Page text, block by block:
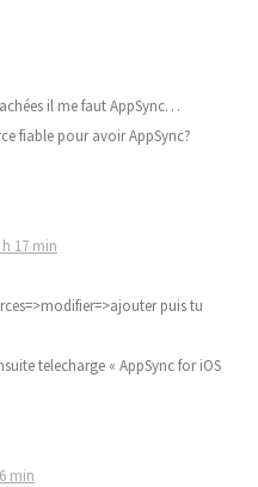
il me faut AppSync…
fiable pour avoir AppSync?
h 17 min
puis tu
telecharge « AppSync for iOS
min